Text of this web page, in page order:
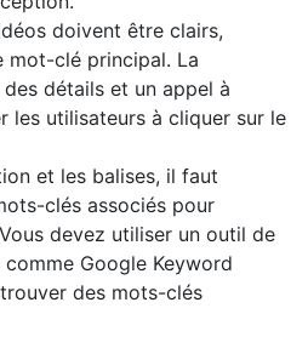
doivent être clairs,
mot-clé principal. La
détails et un appel à
les utilisateurs à cliquer sur le
et les balises, il faut
clés associés pour
devez utiliser un outil de
Google Keyword
des mots-clés